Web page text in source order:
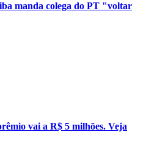
manda colega do PT "voltar
vai a R$ 5 milhões. Veja